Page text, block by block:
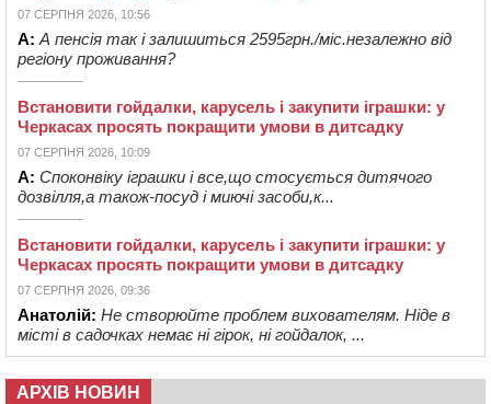
07 СЕРПНЯ 2026, 10:56
А: А пенсія так і залишиться 2595грн./міс.незалежно від
регіону проживання?
Встановити гойдалки, карусель і закупити іграшки: у
Черкасах просять покращити умови в дитсадку
07 СЕРПНЯ 2026, 10:09
А: Споконвіку іграшки і все,що стосується дитячого
дозвілля,а також-посуд і миючі засоби,к...
Встановити гойдалки, карусель і закупити іграшки: у
Черкасах просять покращити умови в дитсадку
07 СЕРПНЯ 2026, 09:36
Анатолій: Не створюйте проблем вихователям. Ніде в
місті в садочках немає ні гірок, ні гойдалок, ...
АРХІВ НОВИН